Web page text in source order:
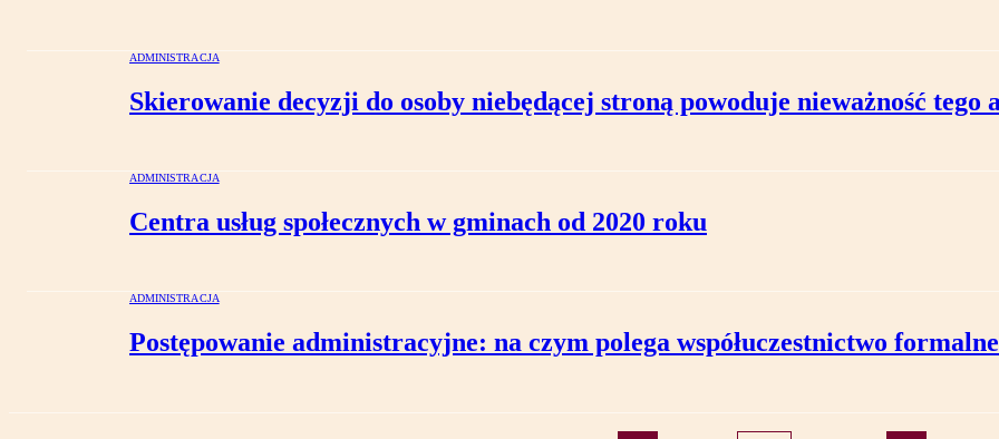
ADMINISTRACJA
Skierowanie decyzji do osoby niebędącej stroną powoduje nieważność tego
ADMINISTRACJA
Centra usług społecznych w gminach od 2020 roku
ADMINISTRACJA
Postępowanie administracyjne: na czym polega współuczestnictwo formalne